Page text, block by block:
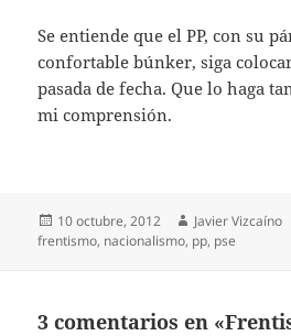
Se entiende que el PP, con su
confortable búnker, siga
pasada de fecha. Que lo haga
mi comprensión.
Publicado
el
10 octubre, 2012 Autor
Javier Vizcaíno
frentismo, nacionalismo, pp, pse
3 comentarios en